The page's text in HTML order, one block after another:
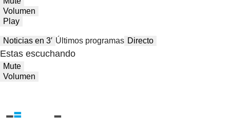
Volumen
Play
Noticias en 3′ Últimos programas Directo
Estas escuchando
Mute
Volumen